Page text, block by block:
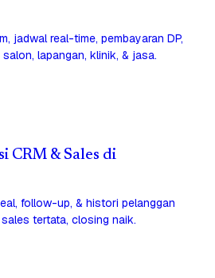
jadwal real-time, pembayaran DP,
lapangan, klinik, & jasa.
CRM & Sales di
follow-up, & histori pelanggan
tertata, closing naik.